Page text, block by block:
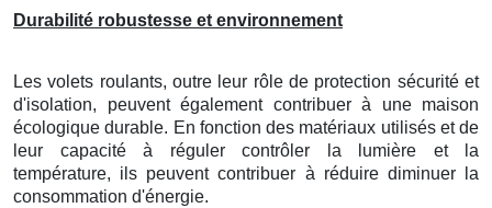
Durabilité robustesse et environnement
Les volets roulants, outre leur rôle de protection sécurité et
d'isolation, peuvent également contribuer à une maison
écologique durable. En fonction des matériaux utilisés et de
leur capacité à réguler contrôler la lumière et la
température, ils peuvent contribuer à réduire diminuer la
consommation d'énergie.